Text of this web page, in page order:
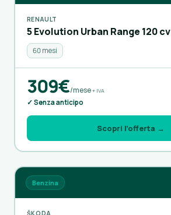
RENAULT
5 Evolution Urban Range 120 cv
60 mesi
309€/mese+ IVA
✓ Senza anticipo
Scopri l’offerta →
Benzina
ŠKODA